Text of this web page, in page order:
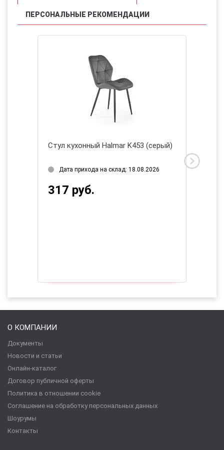
ПЕРСОНАЛЬНЫЕ РЕКОМЕНДАЦИИ
Стул кухонный Halmar K453 (серый)
Дата прихода на склад: 18.08.2026
317 руб.
О КОМПАНИИ
Документы
Новости и статьи
Онлайн-каталог
Договор публичной оферты
Политика в отношении cookie
Соглашение на обработку персональных данных
Шоурумы
Контакты